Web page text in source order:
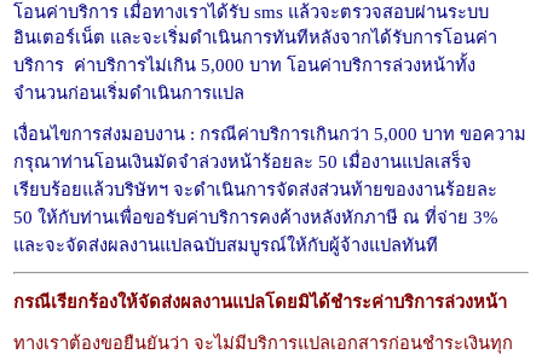
โอนค่าบริการ เมื่อทางเราได้รับ sms แล้วจะตรวจสอบผ่านระบบ
อินเตอร์เน็ต และจะเริ่มดำเนินการทันทีหลังจากได้รับการโอนค่า
บริการ ค่าบริการไม่เกิน 5,000 บาท โอนค่าบริการล่วงหน้าทั้ง
จำนวนก่อนเริ่มดำเนินการแปล
เงื่อนไขการส่งมอบงาน : กรณีค่าบริการเกินกว่า 5,000 บาท ขอความ
กรุณาท่านโอนเงินมัดจำล่วงหน้าร้อยละ 50 เมื่องานแปลเสร็จ
เรียบร้อยแล้วบริษัทฯ จะดำเนินการจัดส่งส่วนท้ายของงานร้อยละ
50 ให้กับท่านเพื่อขอรับค่าบริการคงค้างหลังหักภาษี ณ ที่จ่าย 3%
และจะจัดส่งผลงานแปลฉบับสมบูรณ์ให้กับผู้จ้างแปลทันที
กรณีเรียกร้องให้จัดส่งผลงานแปลโดยมิได้ชำระค่าบริการล่วงหน้า
ทางเราต้องขอยืนยันว่า จะไม่มีบริการแปลเอกสารก่อนชำระเงินทุก